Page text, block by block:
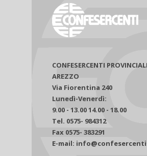
CONFESERCENTI
AREZZO
Via Fiorentina 240
Lunedì-Venerdì:
9.00 - 13.00 14.00 - 18.00
Tel. 0575- 984312
Fax 0575- 383291
E-mail: